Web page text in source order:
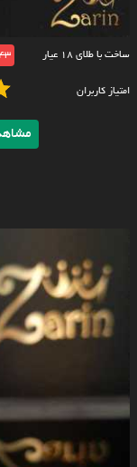
ساخت با طلای ۱۸ عیار
امتیاز کاربران